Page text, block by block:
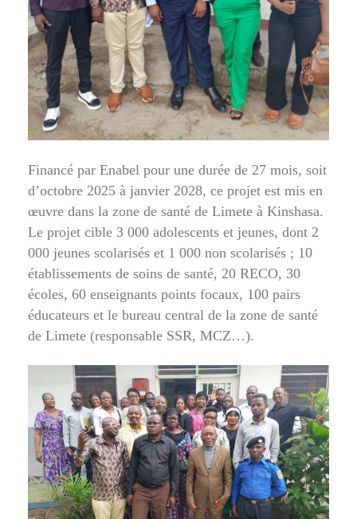
Financé par Enabel pour une durée de 27 mois, soit
d’octobre 2025 à janvier 2028, ce projet est mis en
œuvre dans la zone de santé de Limete à Kinshasa.
Le projet cible 3 000 adolescents et jeunes, dont 2
000 jeunes scolarisés et 1 000 non scolarisés ; 10
établissements de soins de santé, 20 RECO, 30
écoles, 60 enseignants points focaux, 100 pairs
éducateurs et le bureau central de la zone de santé
de Limete (responsable SSR, MCZ…).